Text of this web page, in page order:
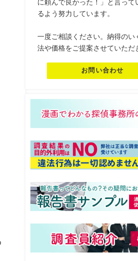
に頼んで良かった！」と言って
るよう努力しています。
一度ご相談ください。納得のい
法や価格をご提案させていただ
お問い合わせ